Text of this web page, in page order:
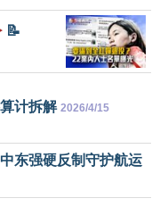
📝
计拆解 2026/4/15
东强硬反制守护航运